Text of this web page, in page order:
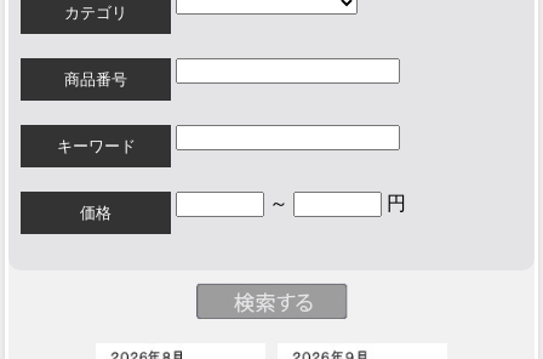
カテゴリ
商品番号
キーワード
価格 ～ 円